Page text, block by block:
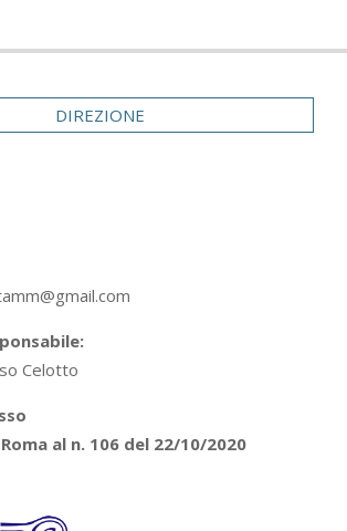
DIREZIONE
Celotto
al n. 106 del 22/10/2020